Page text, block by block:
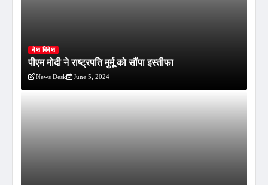
देश विदेश
पीएम मोदी ने राष्ट्रपति मुर्मू को सौंपा इस्तीफा
News Desk June 5, 2024